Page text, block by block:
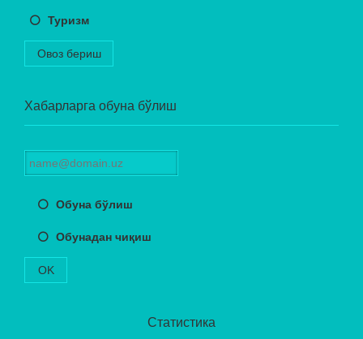
Туризм
Овоз бериш
Хабарларга обуна бўлиш
Обуна бўлиш
Обунадан чиқиш
OK
Статистика